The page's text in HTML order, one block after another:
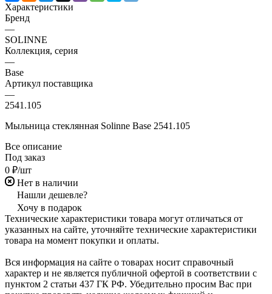
Характеристики
Бренд
—
SOLINNE
Коллекция, серия
—
Base
Артикул поставщика
—
2541.105
Мыльница стеклянная Solinne Base 2541.105
Все описание
Под заказ
0 ₽/шт
Нет в наличии
Нашли дешевле?
Хочу в подарок
Технические характеристики товара могут отличаться от
указанных на сайте, уточняйте технические характеристики
товара на момент покупки и оплаты.
Вся информация на сайте о товарах носит справочный
характер и не является публичной офертой в соответствии с
пунктом 2 статьи 437 ГК РФ. Убедительно просим Вас при